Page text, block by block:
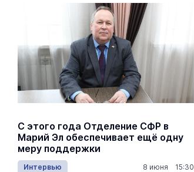
С этого года Отделение СФР в
Марий Эл обеспечивает ещё одну
меру поддержки
Интервью 8 июня 15:30